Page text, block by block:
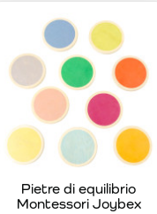
Pietre di equilibrio
Montessori Joybex